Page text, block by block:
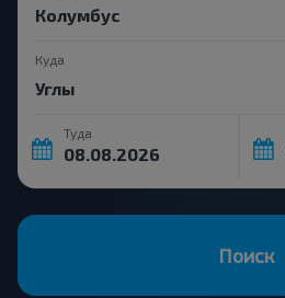
Куда
Туда
Поиск